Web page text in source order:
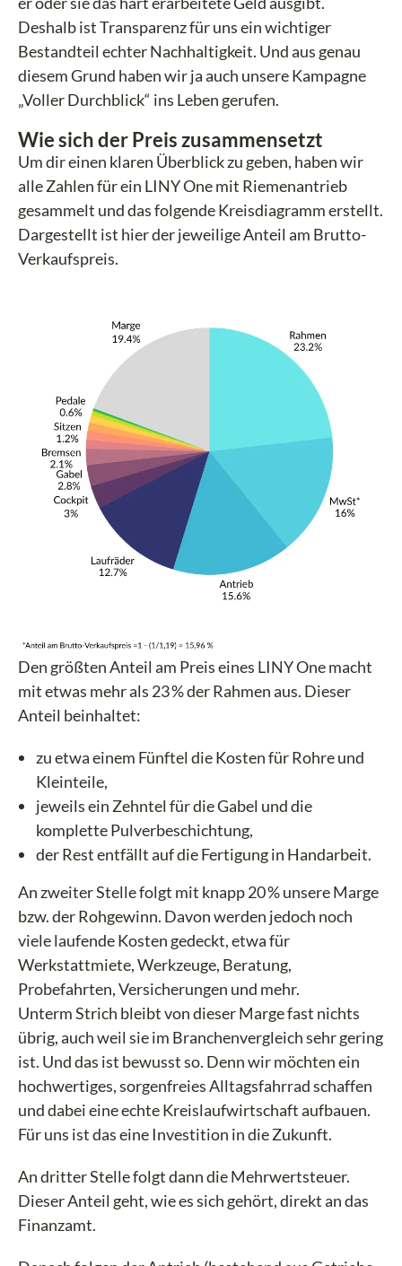
Deshalb ist Transparenz für uns ein wichtiger
Bestandteil echter Nachhaltigkeit. Und aus genau
diesem Grund haben wir ja auch unsere Kampagne
„Voller Durchblick“ ins Leben gerufen.
Wie sich der Preis zusammensetzt
Um dir einen klaren Überblick zu geben, haben wir
alle Zahlen für ein LINY One mit Riemenantrieb
gesammelt und das folgende Kreisdiagramm erstellt.
Dargestellt ist hier der jeweilige Anteil am Brutto-
Verkaufspreis.
Den größten Anteil am Preis eines LINY One macht
mit etwas mehr als 23 % der Rahmen aus. Dieser
Anteil beinhaltet:
zu etwa einem Fünftel die Kosten für Rohre und
Kleinteile,
jeweils ein Zehntel für die Gabel und die
komplette Pulverbeschichtung,
der Rest entfällt auf die Fertigung in Handarbeit.
An zweiter Stelle folgt mit knapp 20 % unsere Marge
bzw. der Rohgewinn. Davon werden jedoch noch
viele laufende Kosten gedeckt, etwa für
Werkstattmiete, Werkzeuge, Beratung,
Probefahrten, Versicherungen und mehr.
Unterm Strich bleibt von dieser Marge fast nichts
übrig, auch weil sie im Branchenvergleich sehr gering
ist. Und das ist bewusst so. Denn wir möchten ein
hochwertiges, sorgenfreies Alltagsfahrrad schaffen
und dabei eine echte Kreislaufwirtschaft aufbauen.
Für uns ist das eine Investition in die Zukunft.
An dritter Stelle folgt dann die Mehrwertsteuer.
Dieser Anteil geht, wie es sich gehört, direkt an das
Finanzamt.